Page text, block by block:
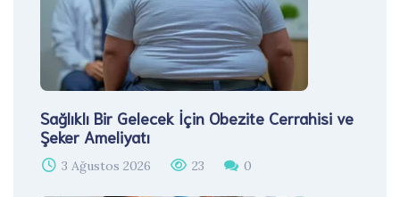
Sağlıklı Bir Gelecek İçin Obezite Cerrahisi ve
Şeker Ameliyatı
3 Ağustos 2026 23 0